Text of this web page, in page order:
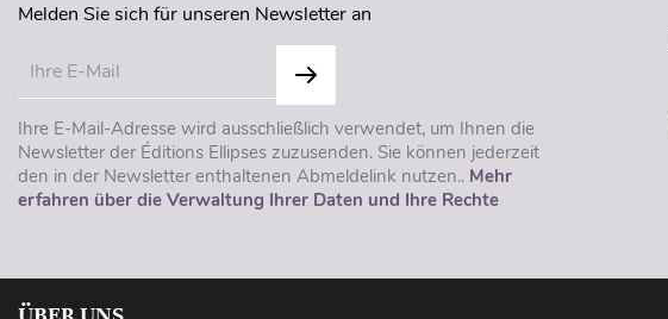
Melden Sie sich für unseren Newsletter an
Ihre E-Mail-Adresse wird ausschließlich verwendet, um Ihnen die
Newsletter der Éditions Ellipses zuzusenden. Sie können jederzeit
den in der Newsletter enthaltenen Abmeldelink nutzen.. Mehr
erfahren über die Verwaltung Ihrer Daten und Ihre Rechte